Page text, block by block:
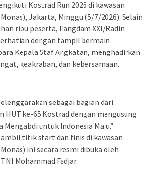
Kostrad Run 2026 di kawasan
Jakarta, Minggu (5/7/2026). Selain
ribu peserta, Pangdam XXI/Radin
dengan tampil bermain
Kepala Staf Angkatan, menghadirkan
keakraban, dan kebersamaan.
sebagai bagian dari
HUT ke-65 Kostrad dengan mengusung
untuk Indonesia Maju.”
titik start dan finis di kawasan
ini secara resmi dibuka oleh
Mohammad Fadjar.